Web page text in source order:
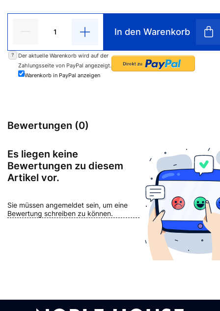
In den Warenkorb
?
Der aktuelle Warenkorb wird auf der
Zahlungsseite von PayPal angezeigt.
Warenkorb in PayPal anzeigen
Bewertungen (0)
Es liegen keine
Bewertungen zu diesem
Artikel vor.
Sie müssen angemeldet sein, um eine
Bewertung schreiben zu können.